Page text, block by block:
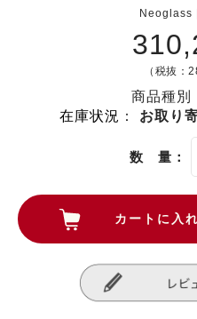
Neoglass
（税抜：
商品種別
在庫状況 ： お取り
数 量：